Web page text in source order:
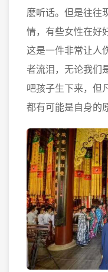
麽听话。但是往往
情，有些女性在好
这是一件非常让人
者流泪，无论我们
吧孩子生下来，但
都有可能是自身的